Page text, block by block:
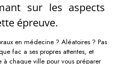
sur les aspects
épreuve.
en médecine ? Aléatoires ? Pas
fac a ses propres attentes, et
à chaque ville pour vous préparer